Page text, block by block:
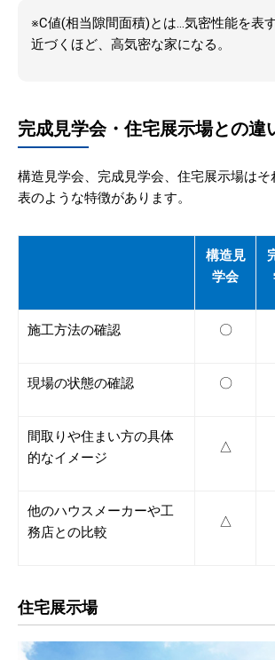
※C値(相当隙間面積)とは…気密性能を表
近づくほど、高気密な家になる。
完成見学会・住宅展示場との違
構造見学会、完成見学会、住宅展示場は
表のような特徴があります。
構造見
学会
施工方法の確認 〇
現場の状態の確認 〇
間取りや住まい方の具体
的なイメージ
△
他のハウスメーカーや工
務店との比較
△
住宅展示場